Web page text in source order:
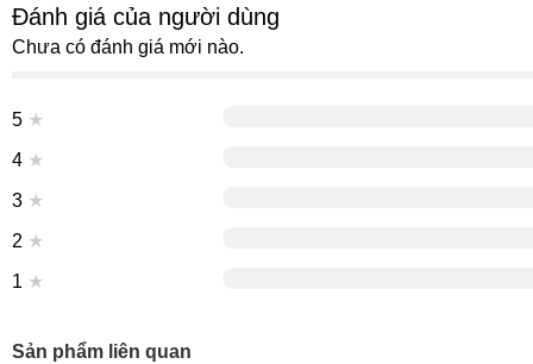
Đánh giá của người dùng
Chưa có đánh giá mới nào.
5 ★
4 ★
3 ★
2 ★
1 ★
Sản phẩm liên quan